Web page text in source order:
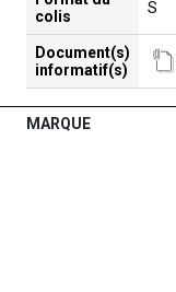
colis
S
Document(s)
informatif(s)
MARQUE